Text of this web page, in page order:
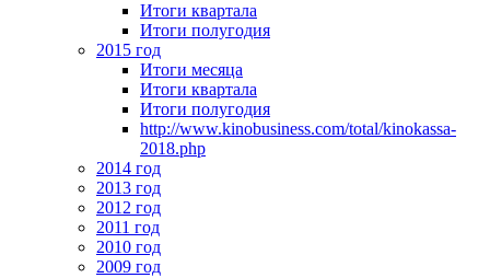
Итоги квартала
Итоги полугодия
2015 год
Итоги месяца
Итоги квартала
Итоги полугодия
http://www.kinobusiness.com/total/kinokassa-
2018.php
2014 год
2013 год
2012 год
2011 год
2010 год
2009 год